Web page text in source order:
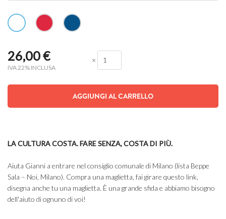
26,00€
IVA 22% INCLUSA
×
AGGIUNGI AL CARRELLO
LA CULTURA COSTA. FARE SENZA, COSTA DI PIÙ.
Aiuta Gianni a entrare nel consiglio comunale di Milano (lista Beppe
Sala – Noi, Milano). Compra una maglietta, fai girare questo link,
disegna anche tu una maglietta. È una grande sfida e abbiamo bisogno
dell'aiuto di ognuno di voi!